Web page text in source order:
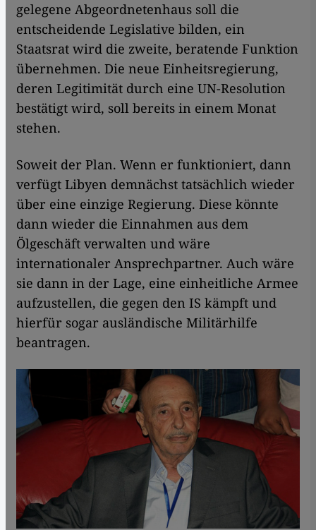
gelegene Abgeordnetenhaus soll die
entscheidende Legislative bilden, ein
Staatsrat wird die zweite, beratende Funktion
übernehmen. Die neue Einheitsregierung,
deren Legitimität durch eine UN-Resolution
bestätigt wird, soll bereits in einem Monat
stehen.
Soweit der Plan. Wenn er funktioniert, dann
verfügt Libyen demnächst tatsächlich wieder
über eine einzige Regierung. Diese könnte
dann wieder die Einnahmen aus dem
Ölgeschäft verwalten und wäre
internationaler Ansprechpartner. Auch wäre
sie dann in der Lage, eine einheitliche Armee
aufzustellen, die gegen den IS kämpft und
hierfür sogar ausländische Militärhilfe
beantragen.